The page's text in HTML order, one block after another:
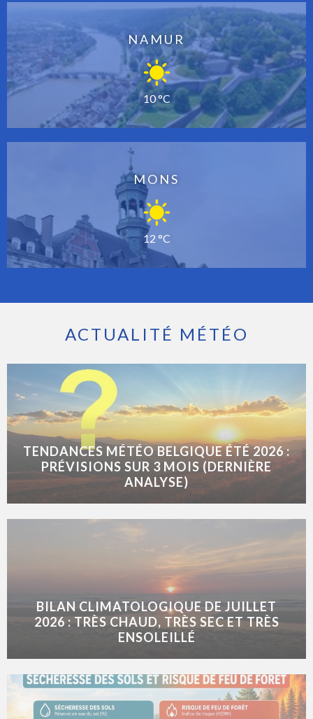
NAMUR
10 °C
MONS
12 °C
ACTUALITÉ MÉTÉO
TENDANCES MÉTÉO BELGIQUE ÉTÉ 2026 :
PRÉVISIONS SUR 3 MOIS (DERNIÈRE
ANALYSE)
BILAN CLIMATOLOGIQUE DE JUILLET
2026 : TRÈS CHAUD, TRÈS SEC ET TRÈS
ENSOLEILLÉ